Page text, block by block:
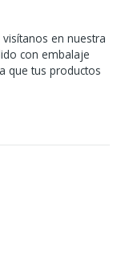
en nuestra
con embalaje
que tus productos